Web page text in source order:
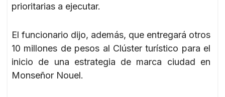
prioritarias a ejecutar.
El funcionario dijo, además, que entregará otros
10 millones de pesos al Clúster turístico para el
inicio de una estrategia de marca ciudad en
Monseñor Nouel.